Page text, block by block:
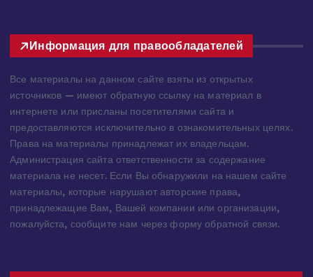
Информация для правообладателей
Все материалы на данном сайте взяты из открытых
источников — имеют обратную ссылку на материал в
интернете или присланы посетителями сайта и
предоставляются исключительно в ознакомительных целях.
Права на материалы принадлежат их владельцам.
Администрация сайта ответственности за содержание
материала не несет. Если Вы обнаружили на нашем сайте
материалы, которые нарушают авторские права,